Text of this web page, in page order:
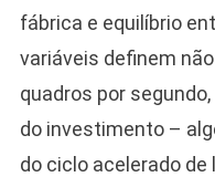
fábrica e equilíbrio
variáveis definem
quadros por
do investimento –
do ciclo acelerado